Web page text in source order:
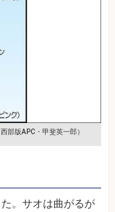
部版APC・甲斐英一郎）
。サオは曲がるが